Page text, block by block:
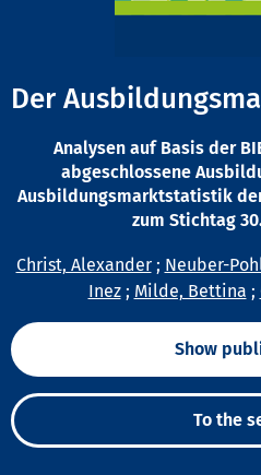
Der
Analysen auf Basis der
abgeschlossene
Ausbildungsmarktstatistik
zum Stichtag
Christ, Alexander; Neuber-
Inez; Milde, Bettina ;
Show
To the